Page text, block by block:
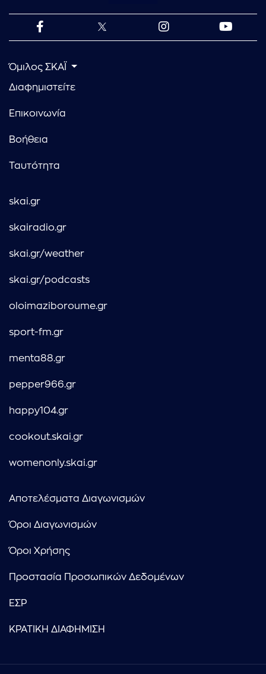
Όμιλος ΣΚΑΪ
Διαφημιστείτε
Επικοινωνία
Βοήθεια
Ταυτότητα
skai.gr
skairadio.gr
skai.gr/weather
skai.gr/podcasts
oloimaziboroume.gr
sport-fm.gr
menta88.gr
pepper966.gr
happy104.gr
cookout.skai.gr
womenonly.skai.gr
Αποτελέσματα Διαγωνισμών
Όροι Διαγωνισμών
Όροι Χρήσης
Προστασία Προσωπικών Δεδομένων
ΕΣΡ
ΚΡΑΤΙΚΗ ΔΙΑΦΗΜΙΣΗ